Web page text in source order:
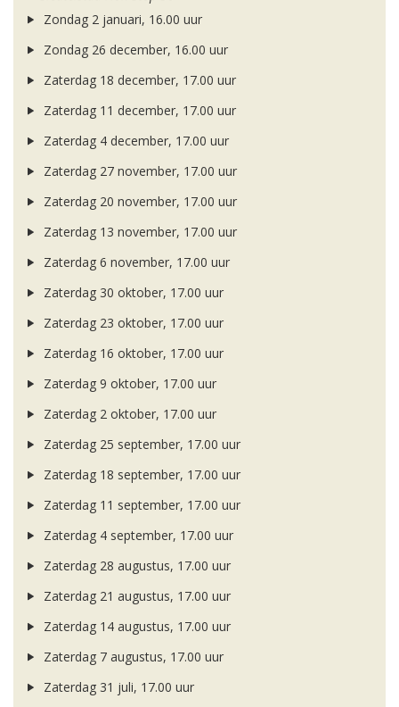
Zondag 2 januari, 16.00 uur
Zondag 26 december, 16.00 uur
Zaterdag 18 december, 17.00 uur
Zaterdag 11 december, 17.00 uur
Zaterdag 4 december, 17.00 uur
Zaterdag 27 november, 17.00 uur
Zaterdag 20 november, 17.00 uur
Zaterdag 13 november, 17.00 uur
Zaterdag 6 november, 17.00 uur
Zaterdag 30 oktober, 17.00 uur
Zaterdag 23 oktober, 17.00 uur
Zaterdag 16 oktober, 17.00 uur
Zaterdag 9 oktober, 17.00 uur
Zaterdag 2 oktober, 17.00 uur
Zaterdag 25 september, 17.00 uur
Zaterdag 18 september, 17.00 uur
Zaterdag 11 september, 17.00 uur
Zaterdag 4 september, 17.00 uur
Zaterdag 28 augustus, 17.00 uur
Zaterdag 21 augustus, 17.00 uur
Zaterdag 14 augustus, 17.00 uur
Zaterdag 7 augustus, 17.00 uur
Zaterdag 31 juli, 17.00 uur